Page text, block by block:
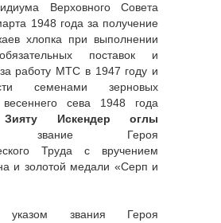
Верховного Совета
1948 года за получение
хлопка при выполнении
поставок и
работу МТС в 1947 году и
семенами зерновых
весеннего сева 1948 года
Искендер оглы
звание Героя
Труда с вручением
и золотой медали «Серп и
звания Героя